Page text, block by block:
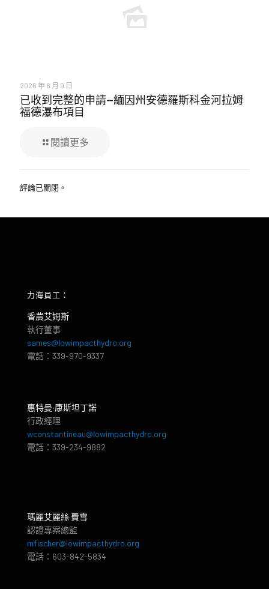
2026 年 6 月 9 日
已收到完整的申請—緬因州安德羅斯科金河拉姆
福德瀑布項目
閱讀更多
評論已關閉。
力海員工：
香農艾姆斯
執行董事
sames@lowimpacthydro.org
電話：339-970-9337
惠特曼‧康斯坦丁諾
行政經理
wconstantineau@lowimpacthydro.org
電話：339-234-9882
瑪麗艾麗絲·費雪
認證專案總監
mfischer@lowimpacthydro.org
電話：603-842-5834